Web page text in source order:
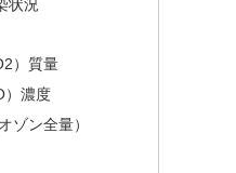
状況
）質量
）濃度
ゾン全量）